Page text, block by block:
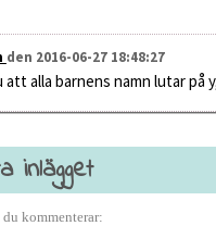
den 2016-06-27 18:48:27
att alla barnens namn lutar på
inlägget
kommenterar: